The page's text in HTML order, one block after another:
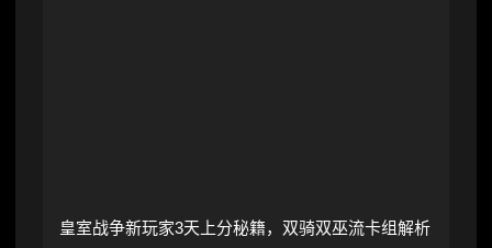
皇室战争新玩家3天上分秘籍，双骑双巫流卡组解析